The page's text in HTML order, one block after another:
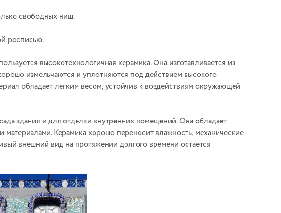
свободных ниш.
росписью.
высокотехнологичная керамика. Она изготавливается из
измельчаются и уплотняются под действием высокого
обладает легким весом, устойчив к воздействиям окружающей
здания и для отделки внутренних помещений. Она обладает
Керамика хорошо переносит влажность, механические
внешний вид на протяжении долгого времени остается